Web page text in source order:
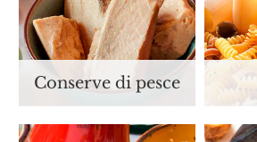
Conserve di pesce